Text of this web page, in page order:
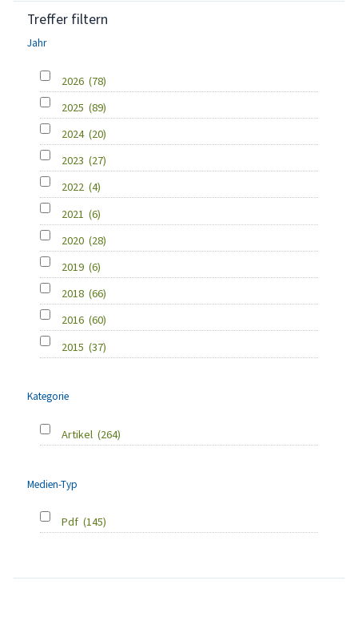
Treffer filtern
Jahr
2026 (78)
2025 (89)
2024 (20)
2023 (27)
2022 (4)
2021 (6)
2020 (28)
2019 (6)
2018 (66)
2016 (60)
2015 (37)
Kategorie
Artikel (264)
Medien-Typ
Pdf (145)